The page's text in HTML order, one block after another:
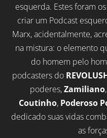
esquerda. Estes foram
criar um Podcast
Marx, acidentalmente,
na mistura: o elemento
do homem pelo
podcasters do
poderes,Zamiliano,
Coutinho, Poderoso
dedicado suas vidas
as